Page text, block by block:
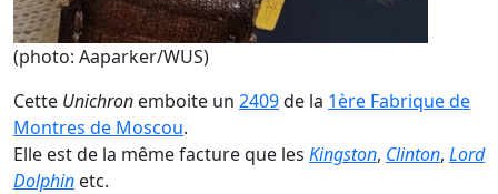
(photo: Aaparker/WUS)
Cette Unichron emboite un 2409de la 1ère Fabrique de
Montres de Moscou.
Elle est de la même facture que les Kingston, Clinton, Lord
Dolphin etc.